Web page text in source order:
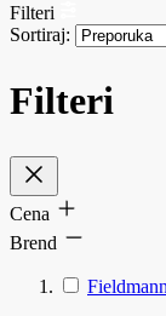
Filteri
Sortiraj:
Filteri
Cena
Brend
Fieldmann